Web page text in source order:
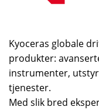
Kyoceras globale
produkter:
instrumenter,
tjenester.
Med slik bred